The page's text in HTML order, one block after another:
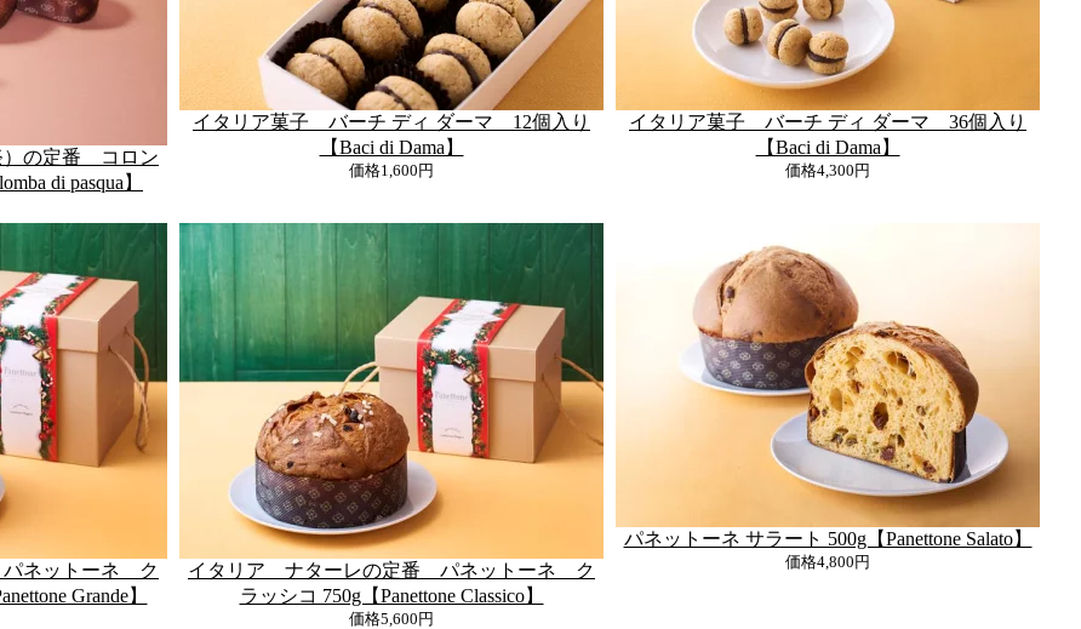
）の定番 コロン
di pasqua】
イタリア菓子 バーチ ディ ダーマ 12個入り
【Baci di Dama】
価格1,600円
イタリア菓子 バーチ ディ ダーマ 36個入り
【Baci di Dama】
価格4,300円
ネットーネ ク
Grande】
イタリア ナターレの定番 パネットーネ ク
ラッシコ 750g【Panettone Classico】
価格5,600円
パネットーネ サラート 500g【Panettone Salato】
価格4,800円